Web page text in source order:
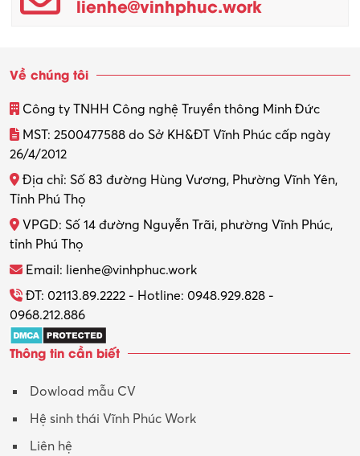
Quản trị kinh doanh
Thiết kế nội thất
Thợ máy – Ô tô – Xe máy
Thực tập
Tổ chức sự kiện – Quà tặng
Trợ lý
Tư vấn
Tư vấn – Kiến trúc
lienhe@vinhphuc.work
Về chúng tôi
Công ty TNHH Công nghệ Truyền thông Minh Đức
MST: 2500477588 do Sở KH&ĐT Vĩnh Phúc cấp ngày
26/4/2012
Địa chỉ: Số 83 đường Hùng Vương, Phường Vĩnh Yên,
Tỉnh Phú Thọ
VPGD: Số 14 đường Nguyễn Trãi, phường Vĩnh Phúc,
tỉnh Phú Thọ
Email: lienhe@vinhphuc.work
ĐT: 02113.89.2222 - Hotline: 0948.929.828 -
0968.212.886
Thông tin cần biết
Dowload mẫu CV
Hệ sinh thái Vĩnh Phúc Work
Liên hệ